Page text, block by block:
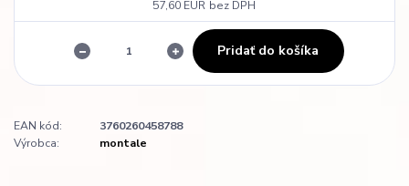
57,60 EUR bez DPH
Pridať do košíka
EAN kód:
3760260458788
Výrobca:
montale